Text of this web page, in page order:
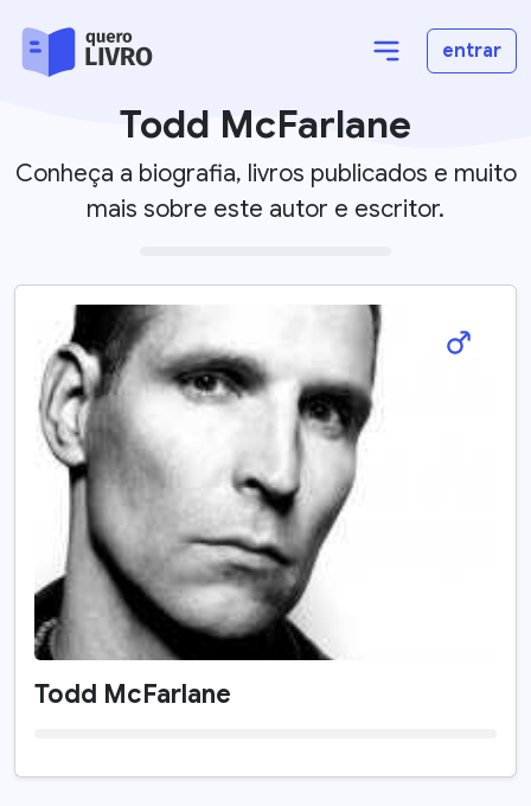
entrar
Todd McFarlane
Conheça a biografia, livros publicados e muito
mais sobre este autor e escritor.
Todd McFarlane